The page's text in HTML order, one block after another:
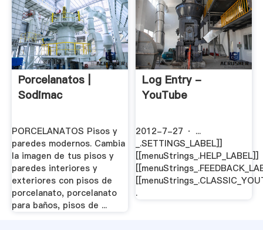
Porcelanatos |
Sodimac
PORCELANATOS Pisos y
paredes modernos. Cambia
la imagen de tus pisos y
paredes interiores y
exteriores con pisos de
porcelanato, porcelanato
para baños, pisos de ...
Log Entry -
YouTube
2012-7-27 · ...
_.SETTINGS_LABEL]]
[[menuStrings_.HELP_LABEL]]
.